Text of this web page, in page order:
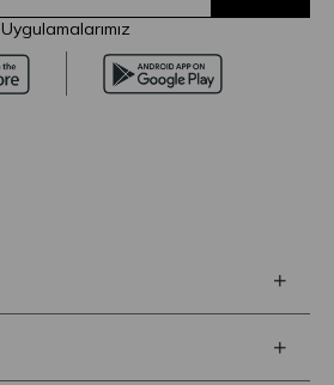
Uygulamalarımız